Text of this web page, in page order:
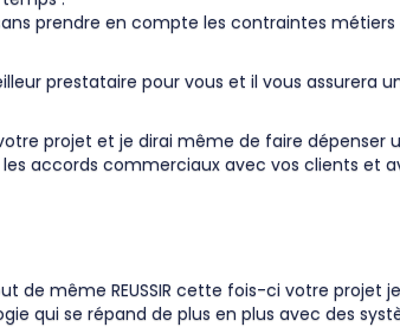
prendre en compte les contraintes
prestataire pour vous et il vous assurera
votre projet et je dirai même de faire
accords commerciaux avec vos clients et
de même REUSSIR cette fois-ci votre projet
qui se répand de plus en plus avec des